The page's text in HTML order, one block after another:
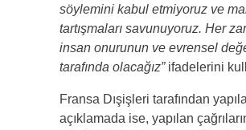
söylemini kabul etmiyoruz ve
tartışmaları savunuyoruz. Her
insan onurunun ve evrensel
tarafında olacağız”ifadelerini
​Fransa Dışişleri tarafından
açıklamada ise, yapılan